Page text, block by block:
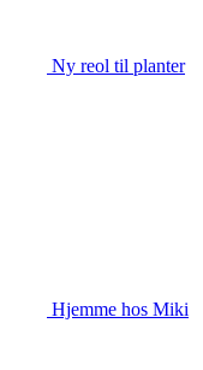
Ny reol til planter
Hjemme hos Miki